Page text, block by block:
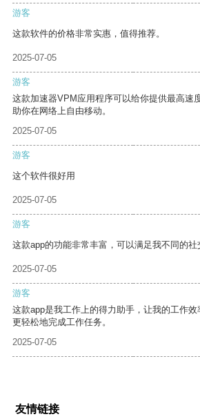
游客
这款软件的价格非常实惠，值得推荐。
2025-07-05
游客
这款加速器VPM应用程序可以给你提供最高速
助你在网络上自由移动。
2025-07-05
游客
这个软件很好用
2025-07-05
游客
这款app的功能非常丰富，可以满足我不同的社
2025-07-05
游客
这款app是我工作上的得力助手，让我的工作
更轻松地完成工作任务。
2025-07-05
友情链接